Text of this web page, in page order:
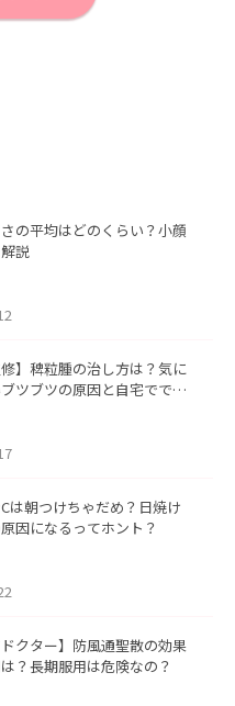
の平均はどのくらい？小顔
説
修】稗粒腫の治し方は？気に
ツブツの原因と自宅ででき
は朝つけちゃだめ？日焼け
因になるってホント？
ドクター】防風通聖散の効果
？長期服用は危険なの？